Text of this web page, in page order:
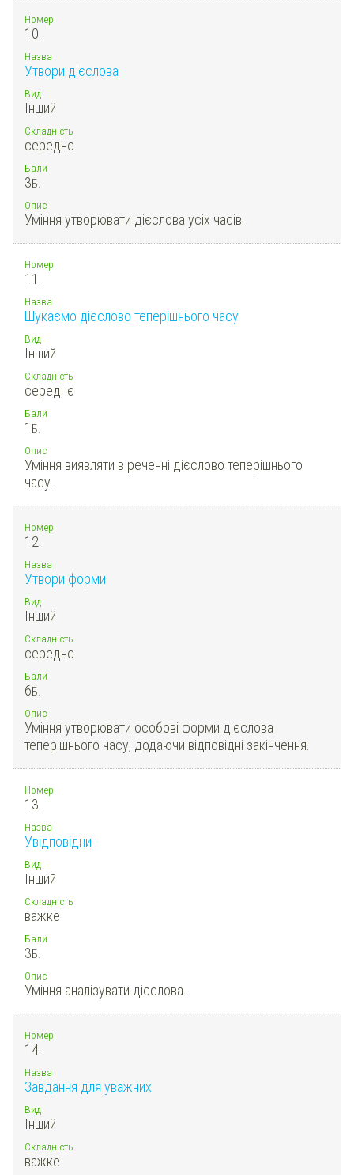
Номер
10.
Назва
Утвори дієслова
Вид
Інший
Складність
середнє
Бали
3Б.
Опис
Уміння утворювати дієслова усіх часів.
Номер
11.
Назва
Шукаємо дієслово теперішнього часу
Вид
Інший
Складність
середнє
Бали
1 Б.
Опис
Уміння виявляти в реченні дієслово теперішнього
часу.
Номер
12.
Назва
Утвори форми
Вид
Інший
Складність
середнє
Бали
6Б.
Опис
Уміння утворювати особові форми дієслова
теперішнього часу, додаючи відповідні закінчення.
Номер
13.
Назва
Увідповідни
Вид
Інший
Складність
важке
Бали
3Б.
Опис
Уміння аналізувати дієслова.
Номер
14.
Назва
Завдання для уважних
Вид
Інший
Складність
важке